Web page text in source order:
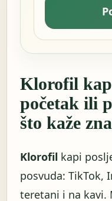
Klorofil
početak ili
što kaže
Klorofil kapi
posvuda: TikTok,
teretani i na kavi.